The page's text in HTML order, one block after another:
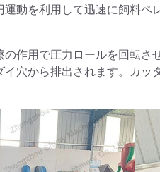
動を利用して迅速に飼料
作用で圧力ロールを回転さ
穴から排出されます。カッ